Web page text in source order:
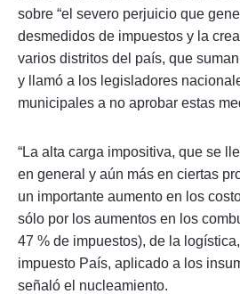
sobre “el severo perjuicio que
desmedidos de impuestos y la
varios distritos del país, que
y llamó a los legisladores
municipales a no aprobar estas
“La alta carga impositiva, que se
en general y aún más en ciertas
un importante aumento en los
sólo por los aumentos en los
47 % de impuestos), de la
impuesto País, aplicado a los
señaló el nucleamiento.